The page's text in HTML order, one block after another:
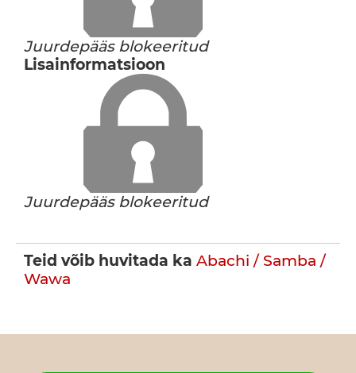
Juurdepääs blokeeritud
Lisainformatsioon
Juurdepääs blokeeritud
Teid võib huvitada ka Abachi / Samba /
Wawa